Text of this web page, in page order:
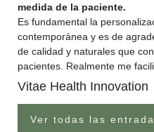
medida de la paciente.
Es fundamental la
contemporánea y es de
de calidad y naturales que
pacientes. Realmente me
Vitae Health Innovation
Ver todas las